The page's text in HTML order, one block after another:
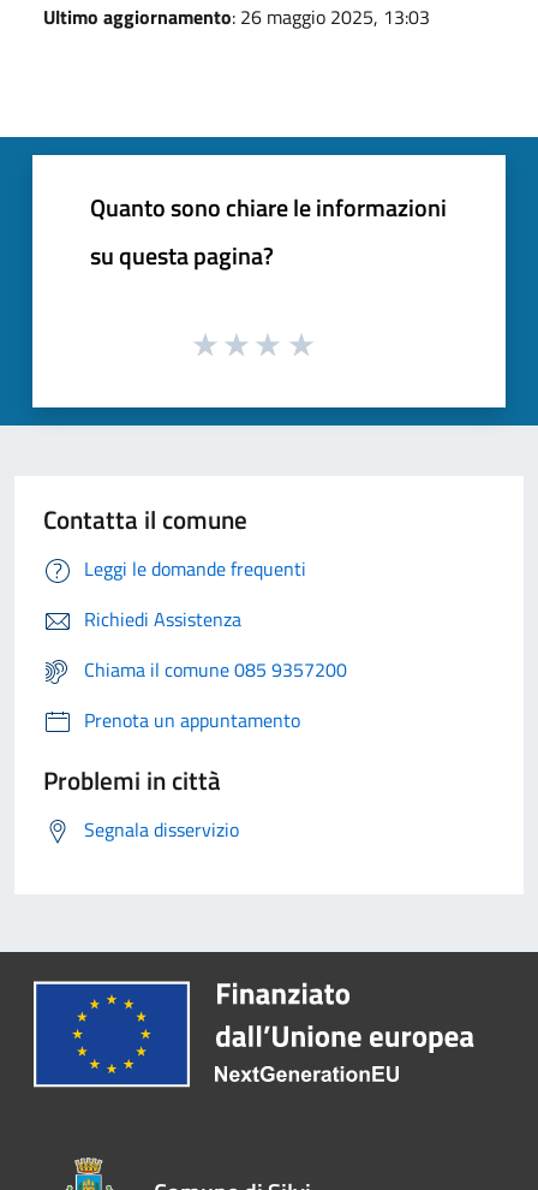
Ultimo aggiornamento: 26 maggio 2025, 13:03
Quanto sono chiare le informazioni
su questa pagina?
Contatta il comune
Leggi le domande frequenti
Richiedi Assistenza
Chiama il comune 085 9357200
Prenota un appuntamento
Problemi in città
Segnala disservizio